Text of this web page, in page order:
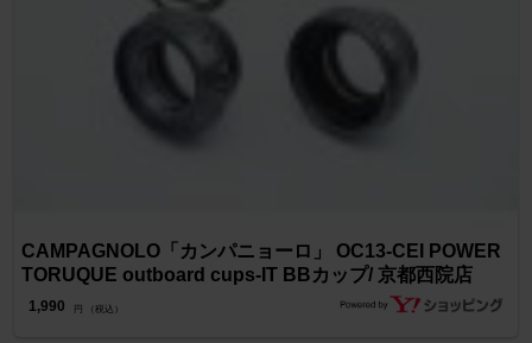
CAMPAGNOLO「カンパニョーロ」 OC13-CEI POWER
TORUQUE outboard cups-IT BBカップ/ 京都西院店
1,990 円 （税込）